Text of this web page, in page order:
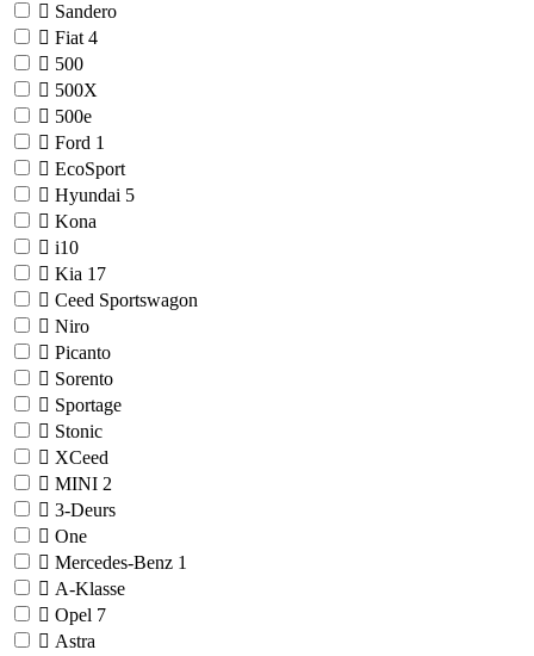
Sandero
Fiat 4
500
500X
500e
Ford 1
EcoSport
Hyundai 5
Kona
i10
Kia 17
Ceed Sportswagon
Niro
Picanto
Sorento
Sportage
Stonic
XCeed
MINI 2
3-Deurs
One
Mercedes-Benz 1
A-Klasse
Opel 7
Astra